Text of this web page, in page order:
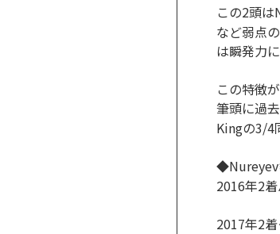
この2頭
など弱点
は瞬発力
この特徴
筆頭に過
Kingの3/4
2016年2
2017年2